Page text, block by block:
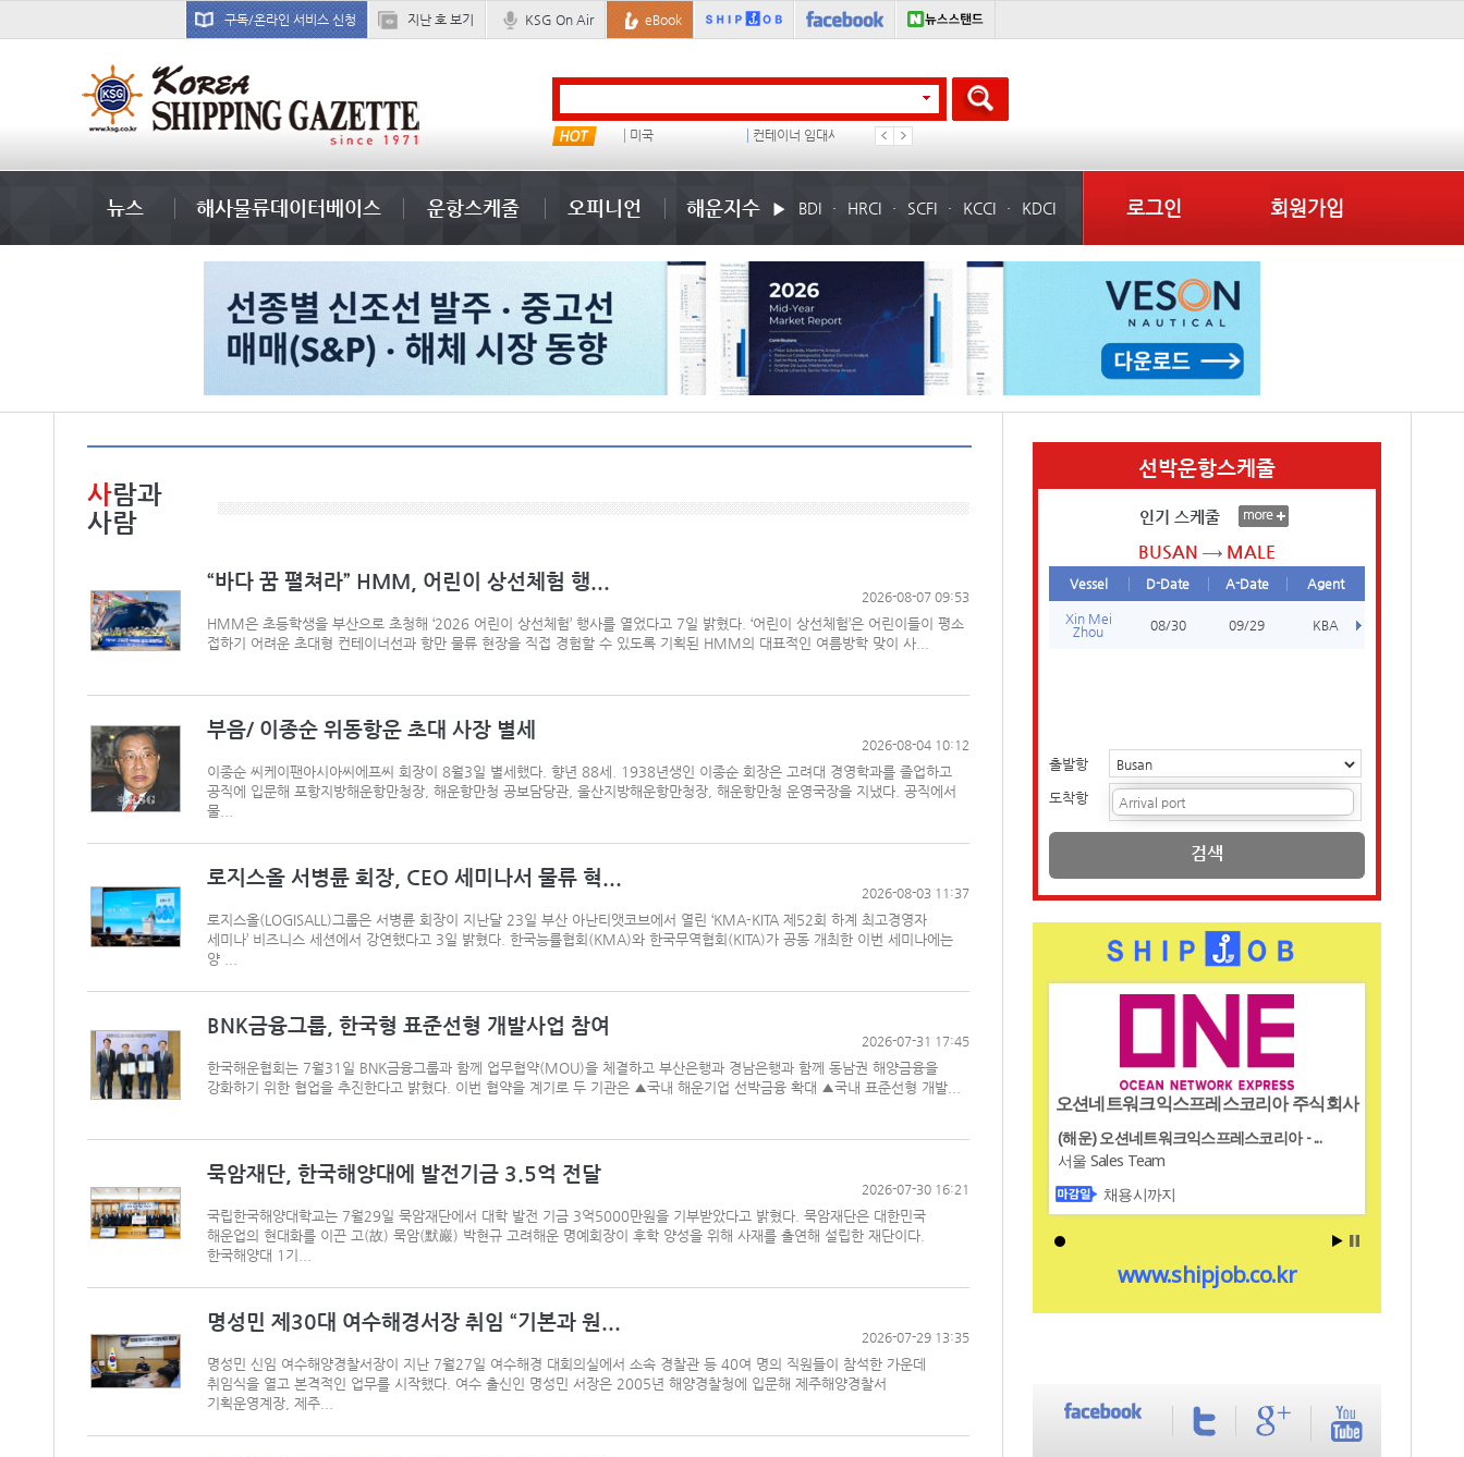
구독/온라인 서비스 신청 지난 호 보기 KSG On Air eBook
완하이 ??? ??? 미국 컨테이너 임대사 더블
뉴스 해사물류데이터베이스 운항스케줄 오피니언 해운지수 BDI HRCI SCFI KCCI KDCI 로그인 회원가입
사람과
사람
“바다 꿈 펼쳐라” HMM, 어린이 상선체험 행...
2026-08-07 09:53
HMM은 초등학생을 부산으로 초청해 ‘2026 어린이 상선체험’ 행사를 열었다고 7일 밝혔다. ‘어린이 상선체험’은 어린이들이 평소
접하기 어려운 초대형 컨테이너선과 항만 물류 현장을 직접 경험할 수 있도록 기획된 HMM의 대표적인 여름방학 맞이 사...
부음/ 이종순 위동항운 초대 사장 별세
2026-08-04 10:12
이종순 씨케이팬아시아씨에프씨 회장이 8월3일 별세했다. 향년 88세. 1938년생인 이종순 회장은 고려대 경영학과를 졸업하고
공직에 입문해 포항지방해운항만청장, 해운항만청 공보담당관, 울산지방해운항만청장, 해운항만청 운영국장을 지냈다. 공직에서
물...
로지스올 서병륜 회장, CEO 세미나서 물류 혁...
2026-08-03 11:37
로지스올(LOGISALL)그룹은 서병륜 회장이 지난달 23일 부산 아난티앳코브에서 열린 ‘KMA-KITA 제52회 하계 최고경영자
세미나’ 비즈니스 세션에서 강연했다고 3일 밝혔다. 한국능률협회(KMA)와 한국무역협회(KITA)가 공동 개최한 이번 세미나에는
양 ...
BNK금융그룹, 한국형 표준선형 개발사업 참여
2026-07-31 17:45
한국해운협회는 7월31일 BNK금융그룹과 함께 업무협약(MOU)을 체결하고 부산은행과 경남은행과 함께 동남권 해양금융을
강화하기 위한 협업을 추진한다고 밝혔다. 이번 협약을 계기로 두 기관은 ▲국내 해운기업 선박금융 확대 ▲국내 표준선형 개발...
묵암재단, 한국해양대에 발전기금 3.5억 전달
2026-07-30 16:21
국립한국해양대학교는 7월29일 묵암재단에서 대학 발전 기금 3억5000만원을 기부받았다고 밝혔다. 묵암재단은 대한민국
해운업의 현대화를 이끈 고(故) 묵암(默巖) 박현규 고려해운 명예회장이 후학 양성을 위해 사재를 출연해 설립한 재단이다.
한국해양대 1기...
명성민 제30대 여수해경서장 취임 “기본과 원...
2026-07-29 13:35
명성민 신임 여수해양경찰서장이 지난 7월27일 여수해경 대회의실에서 소속 경찰관 등 40여 명의 직원들이 참석한 가운데
취임식을 열고 본격적인 업무를 시작했다. 여수 출신인 명성민 서장은 2005년 해양경찰청에 입문해 제주해양경찰서
기획운영계장, 제주...
선박운항스케줄
인기 스케줄
BUSAN MALE
Vessel D-Date A-Date Agent
Xin Mei
Zhou
08/30 09/29 KBA
출발항
도착항
검색